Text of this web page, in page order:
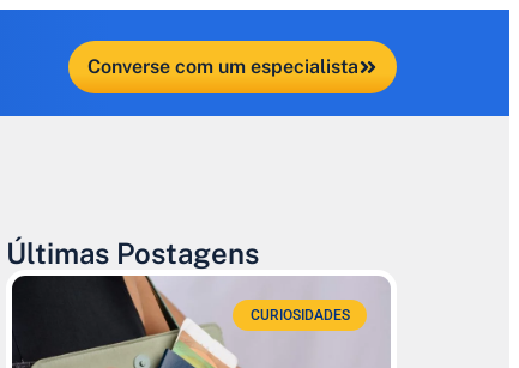
Converse com um especialista
Últimas Postagens
CURIOSIDADES